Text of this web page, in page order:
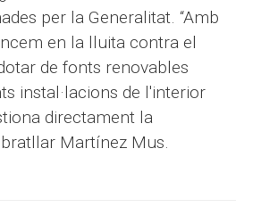
per la Generalitat. “Amb
en la lluita contra el
de fonts renovables
instal·lacions de l'interior
directament la
Martínez Mus.